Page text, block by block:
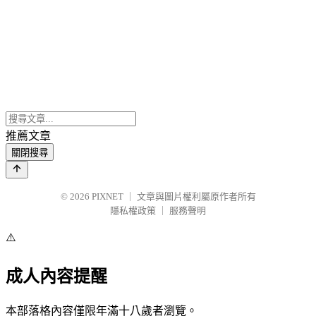
推薦文章
關閉搜尋
© 2026 PIXNET
文章與圖片權利屬原作者所有
隱私權政策
服務聲明
⚠️
成人內容提醒
本部落格內容僅限年滿十八歲者瀏覽。